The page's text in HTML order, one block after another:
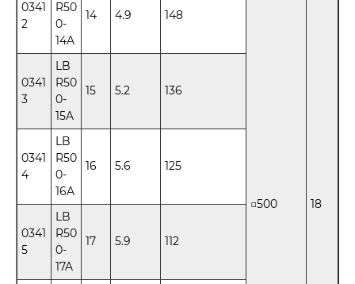
□500 18
0341
2
R50
0-
14A
14 4.9 148
0341
3
LB
R50
0-
15A
15 5.2 136
0341
4
LB
R50
0-
16A
16 5.6 125
0341
5
LB
R50
0-
17A
17 5.9 112